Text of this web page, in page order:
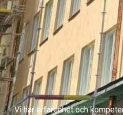
Vi har erfarenhet och